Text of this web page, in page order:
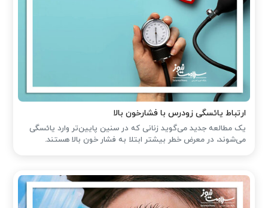
ارتباط یائسگی زودرس با فشارخون بالا
یک مطالعه جدید می‌گوید زنانی که در سنین پایین‌تر وارد یائسگی
می‌شوند، در معرض خطر بیشتر ابتلا به فشار خون بالا هستند.